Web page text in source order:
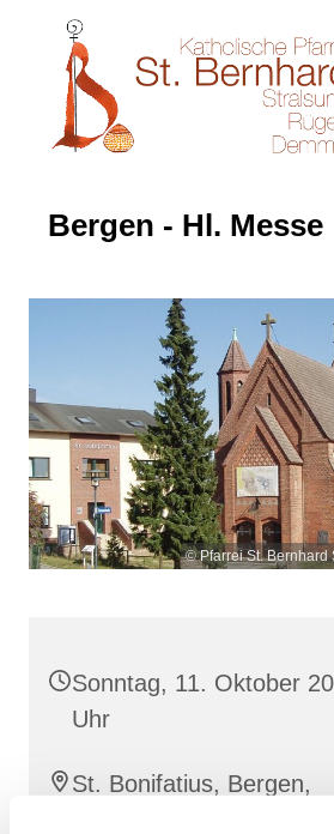
Bergen - Hl. Messe
© Pfarrei St. Bernhard
Sonntag, 11. Oktober
Uhr
St. Bonifatius, Bergen,
Clementstraße 1,